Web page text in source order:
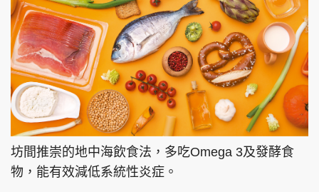
坊間推崇的地中海飲食法，多吃Omega 3及發酵食
物，能有效減低系統性炎症。